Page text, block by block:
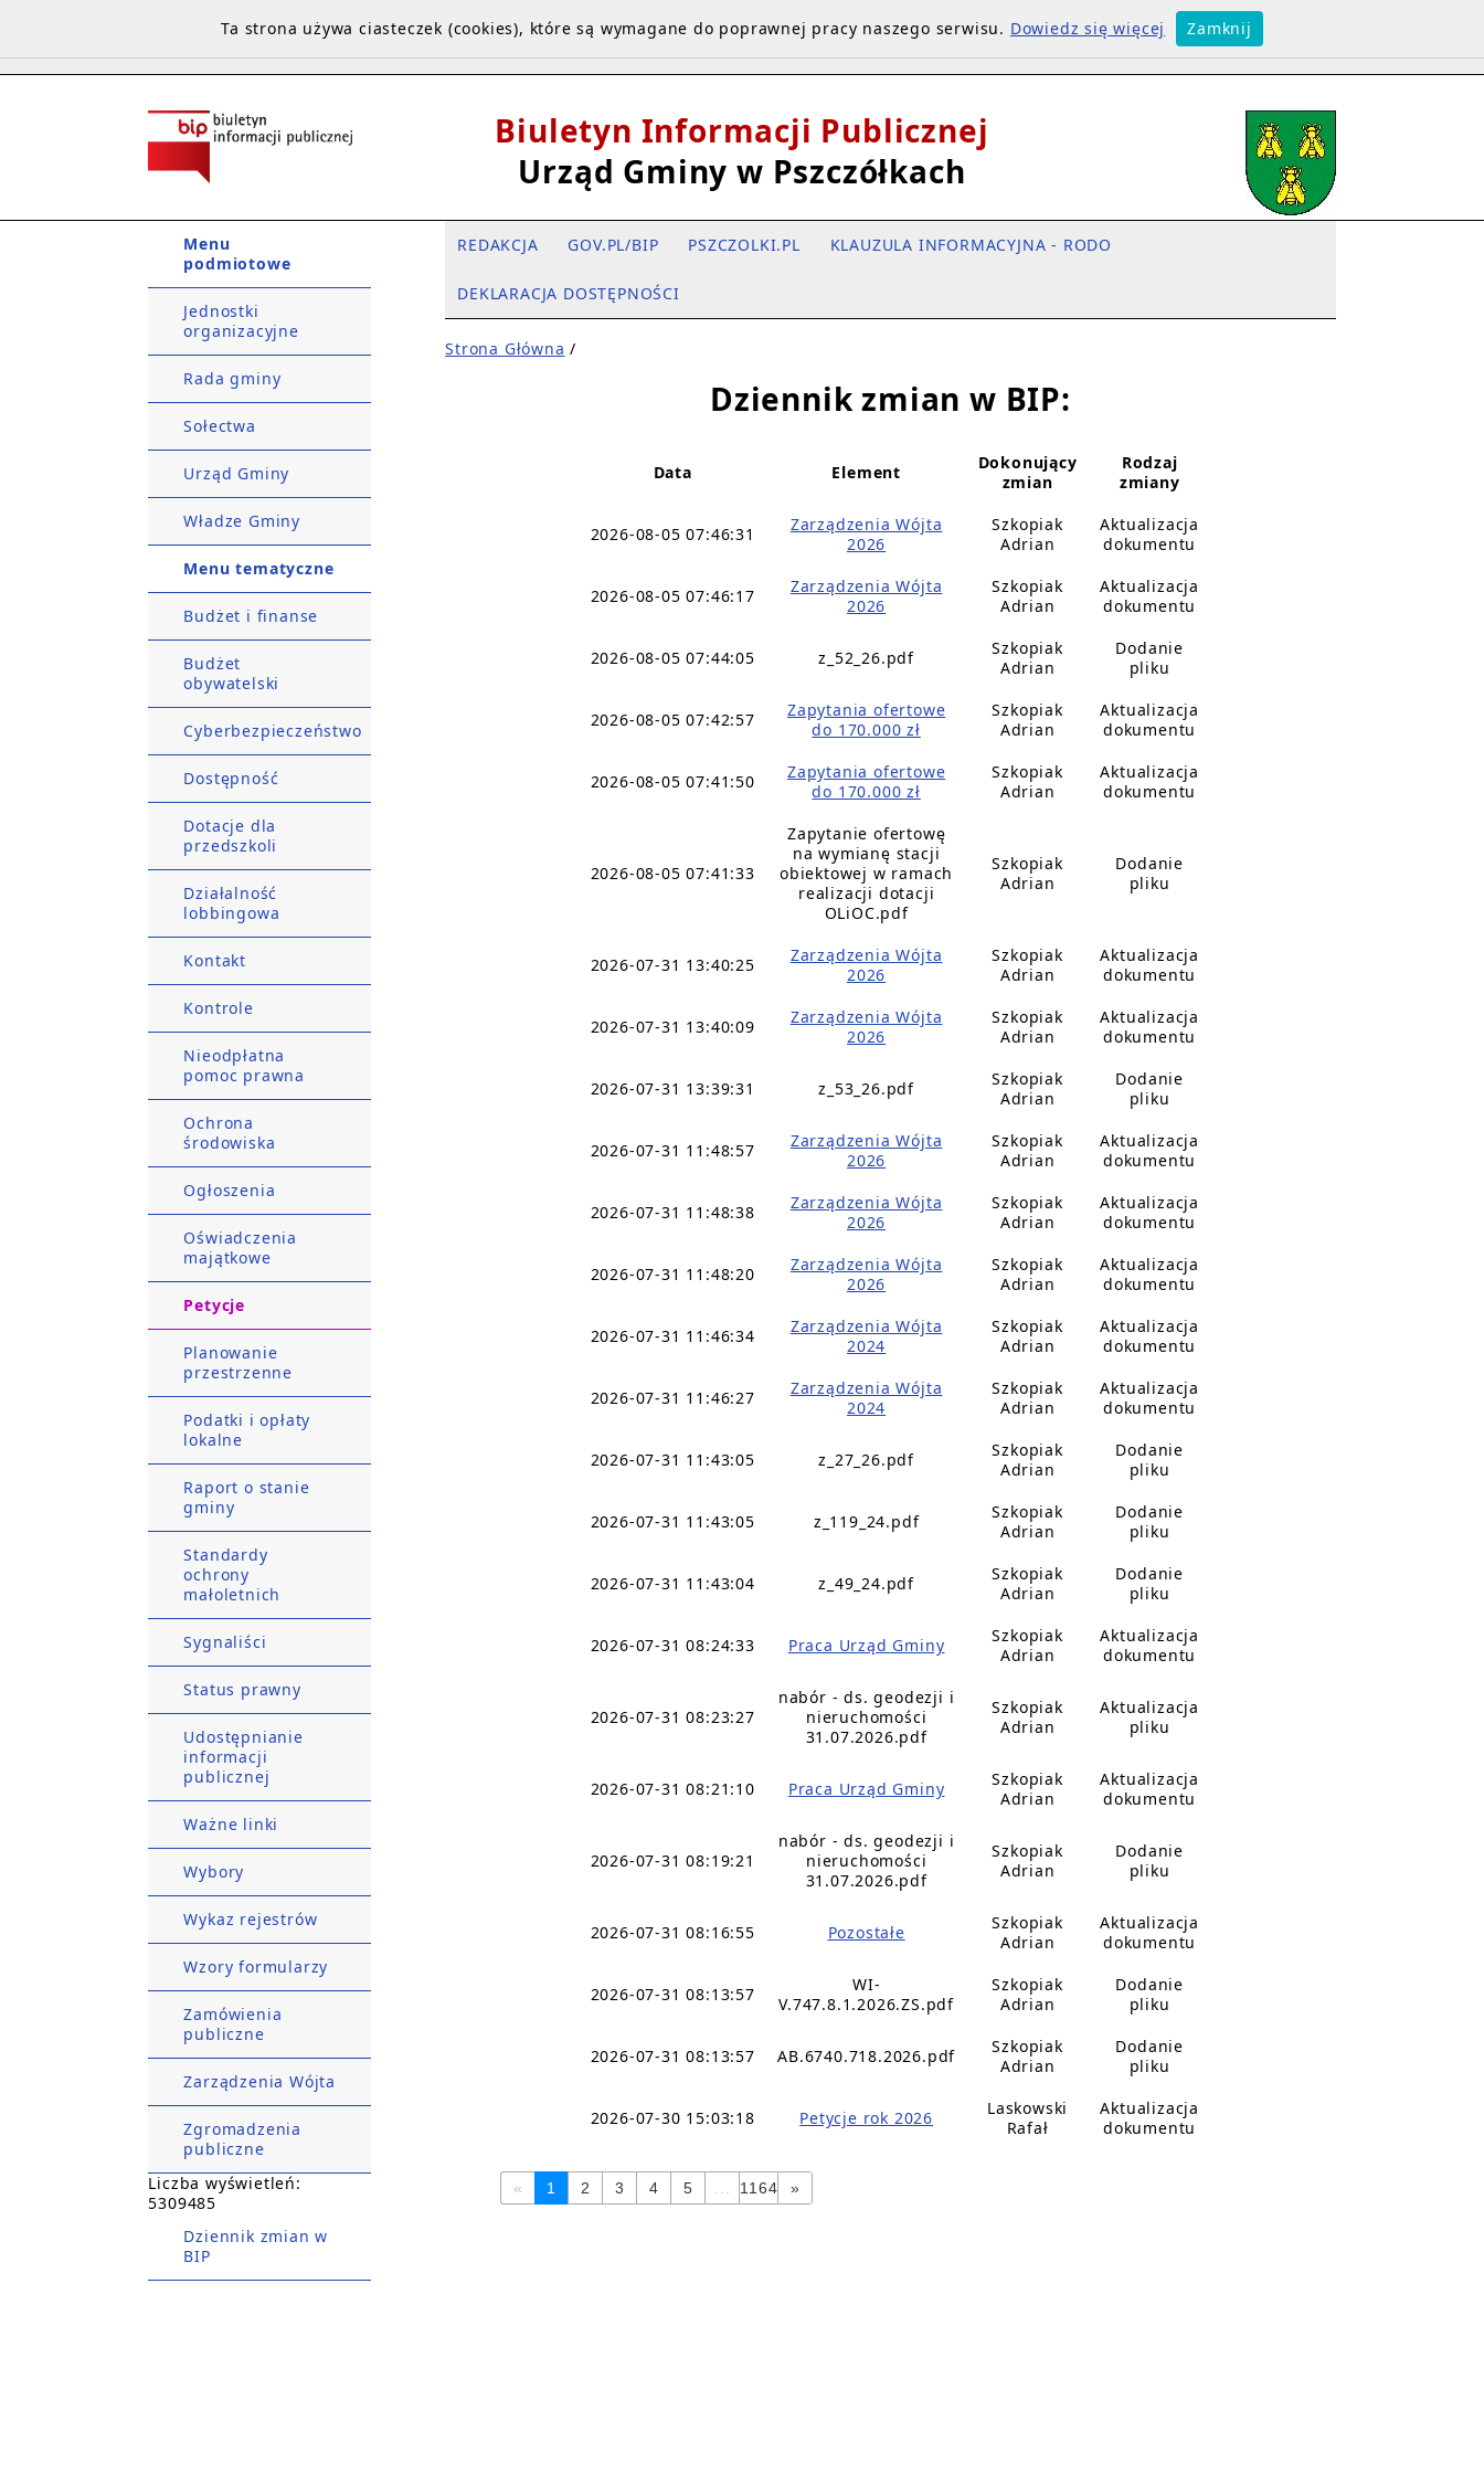
Biuletyn Informacji Publicznej
Urząd Gminy w Pszczółkach
Menu
podmiotowe
Jednostki
organizacyjne
Rada gminy
Sołectwa
Urząd Gminy
Władze Gminy
Menu tematyczne
Budżet i finanse
Budżet
obywatelski
Cyberbezpieczeństwo
Dostępność
Dotacje dla
przedszkoli
Działalność
lobbingowa
Kontakt
Kontrole
Nieodpłatna
pomoc prawna
Ochrona
środowiska
Ogłoszenia
Oświadczenia
majątkowe
Petycje
Planowanie
przestrzenne
Podatki i opłaty
lokalne
Raport o stanie
gminy
Standardy
ochrony
małoletnich
Sygnaliści
Status prawny
Udostępnianie
informacji
publicznej
Ważne linki
Wybory
Wykaz rejestrów
Wzory formularzy
Zamówienia
publiczne
Zarządzenia Wójta
Zgromadzenia
publiczne
Liczba wyświetleń:
5309485
Dziennik zmian w
BIP
REDAKCJA GOV.PL/BIP PSZCZOLKI.PL KLAUZULA INFORMACYJNA - RODO
DEKLARACJA DOSTĘPNOŚCI
Strona Główna /
Dziennik zmian w BIP:
Data Element
Dokonujący
zmian
Rodzaj
zmiany
2026-08-05 07:46:31
Zarządzenia Wójta
2026
Szkopiak
Adrian
Aktualizacja
dokumentu
2026-08-05 07:46:17
Zarządzenia Wójta
2026
Szkopiak
Adrian
Aktualizacja
dokumentu
2026-08-05 07:44:05 z_52_26.pdf
Szkopiak
Adrian
Dodanie
pliku
2026-08-05 07:42:57
Zapytania ofertowe
do 170.000 zł
Szkopiak
Adrian
Aktualizacja
dokumentu
2026-08-05 07:41:50
Zapytania ofertowe
do 170.000 zł
Szkopiak
Adrian
Aktualizacja
dokumentu
2026-08-05 07:41:33
Zapytanie ofertowę
na wymianę stacji
obiektowej w ramach
realizacji dotacji
OLiOC.pdf
Szkopiak
Adrian
Dodanie
pliku
2026-07-31 13:40:25
Zarządzenia Wójta
2026
Szkopiak
Adrian
Aktualizacja
dokumentu
2026-07-31 13:40:09
Zarządzenia Wójta
2026
Szkopiak
Adrian
Aktualizacja
dokumentu
2026-07-31 13:39:31 z_53_26.pdf
Szkopiak
Adrian
Dodanie
pliku
2026-07-31 11:48:57
Zarządzenia Wójta
2026
Szkopiak
Adrian
Aktualizacja
dokumentu
2026-07-31 11:48:38
Zarządzenia Wójta
2026
Szkopiak
Adrian
Aktualizacja
dokumentu
2026-07-31 11:48:20
Zarządzenia Wójta
2026
Szkopiak
Adrian
Aktualizacja
dokumentu
2026-07-31 11:46:34
Zarządzenia Wójta
2024
Szkopiak
Adrian
Aktualizacja
dokumentu
2026-07-31 11:46:27
Zarządzenia Wójta
2024
Szkopiak
Adrian
Aktualizacja
dokumentu
2026-07-31 11:43:05 z_27_26.pdf
Szkopiak
Adrian
Dodanie
pliku
2026-07-31 11:43:05 z_119_24.pdf
Szkopiak
Adrian
Dodanie
pliku
2026-07-31 11:43:04 z_49_24.pdf
Szkopiak
Adrian
Dodanie
pliku
2026-07-31 08:24:33 Praca Urząd Gminy
Szkopiak
Adrian
Aktualizacja
dokumentu
2026-07-31 08:23:27
nabór - ds. geodezji i
nieruchomości
31.07.2026.pdf
Szkopiak
Adrian
Aktualizacja
pliku
2026-07-31 08:21:10 Praca Urząd Gminy
Szkopiak
Adrian
Aktualizacja
dokumentu
2026-07-31 08:19:21
nabór - ds. geodezji i
nieruchomości
31.07.2026.pdf
Szkopiak
Adrian
Dodanie
pliku
2026-07-31 08:16:55 Pozostałe
Szkopiak
Adrian
Aktualizacja
dokumentu
2026-07-31 08:13:57
WI-
V.747.8.1.2026.ZS.pdf
Szkopiak
Adrian
Dodanie
pliku
2026-07-31 08:13:57 AB.6740.718.2026.pdf
Szkopiak
Adrian
Dodanie
pliku
2026-07-30 15:03:18 Petycje rok 2026
Laskowski
Rafał
Aktualizacja
dokumentu
« 1 2 3 4 5 1164 »
Ta strona używa ciasteczek (cookies), które są wymagane do poprawnej pracy naszego serwisu. Dowiedz się więcej Zamknij